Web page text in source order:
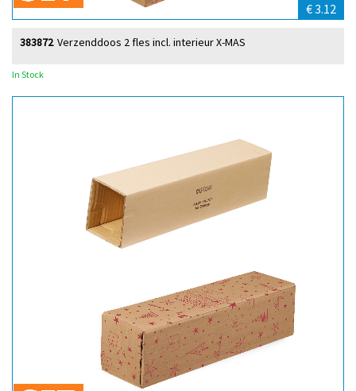
€ 3.12
Verzenddoos 2 fles incl. interieur X-MAS
383872
In Stock